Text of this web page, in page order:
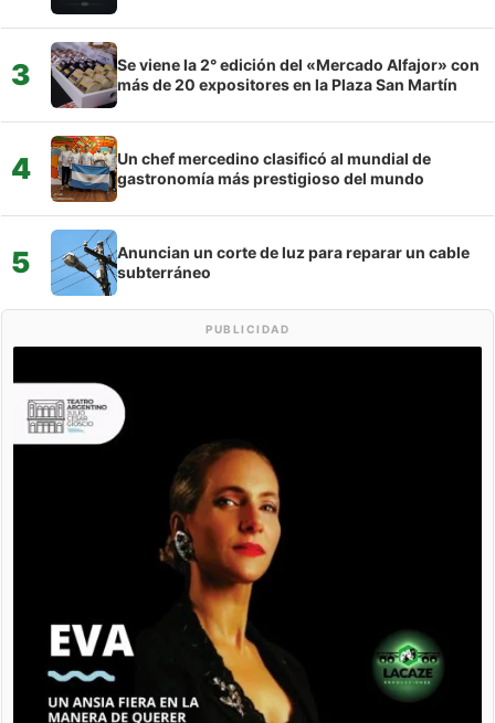
3
Se viene la 2° edición del «Mercado Alfajor» con
más de 20 expositores en la Plaza San Martín
4
Un chef mercedino clasificó al mundial de
gastronomía más prestigioso del mundo
5
Anuncian un corte de luz para reparar un cable
subterráneo
PUBLICIDAD